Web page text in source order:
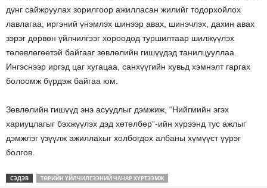
дүнг сайжруулах зорилгоор ажилласан жилийг тодорхойлох
лавлагаа, иргэний үнэмлэх шинээр авах, шинэчлэх, дахин авах
зэрэг дөрвөн үйлчилгээг хороодод туршилтаар шилжүүлэх
төлөвлөгөөтэй байгааг зөвлөлийн гишүүдэд танилцууллаа.
Ингэснээр иргэд цаг хугацаа, санхүүгийн хувьд хэмнэлт гаргах
болоомж бүрдэж байгаа юм.
Зөвлөлийн гишүүд энэ асуудлыг дэмжиж, “Нийгмийн эгэх
хариуцлагыг бэхжүүлэх дэд хөтөлбөр”-ийн хүрээнд тус ажлыг
дэмжлэг үзүүлж ажиллахыг холбогдох албаны хүмүүст үүрэг
болгов.
СЭДЭВ ТӨРИЙН ҮЙЛЧИЛГЭЭНИЙ ЧАНАР ХҮРТЭЭМЖ